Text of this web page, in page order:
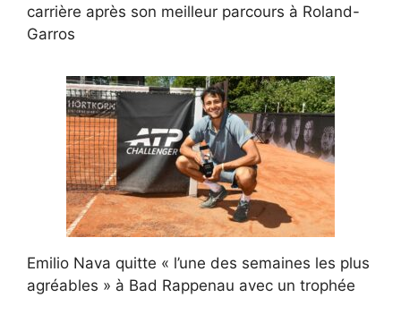
carrière après son meilleur parcours à Roland-
Garros
Emilio Nava quitte « l’une des semaines les plus
agréables » à Bad Rappenau avec un trophée